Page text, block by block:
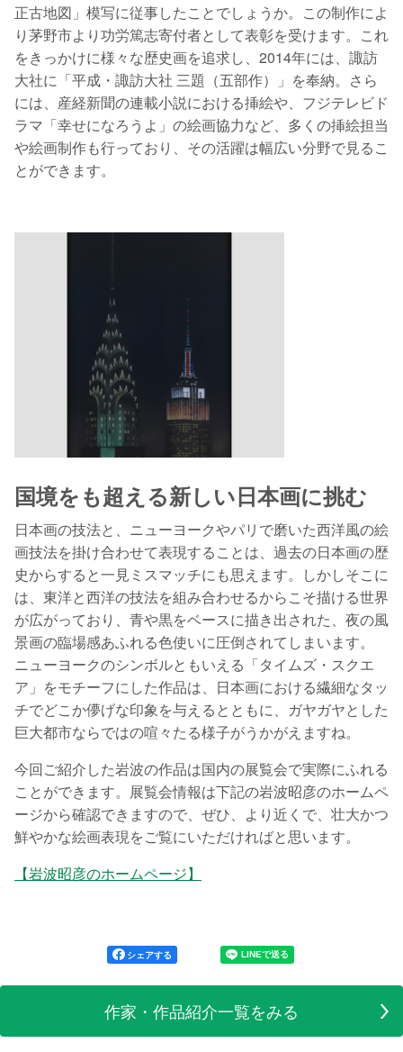
正古地図」模写に従事したことでしょうか。この制作によ
り茅野市より功労篤志寄付者として表彰を受けます。これ
をきっかけに様々な歴史画を追求し、2014年には、諏訪
大社に「平成・諏訪大社 三題（五部作）」を奉納。さら
には、産経新聞の連載小説における挿絵や、フジテレビド
ラマ「幸せになろうよ」の絵画協力など、多くの挿絵担当
や絵画制作も行っており、その活躍は幅広い分野で見るこ
とができます。
国境をも超える新しい日本画に挑む
日本画の技法と、ニューヨークやパリで磨いた西洋風の絵
画技法を掛け合わせて表現することは、過去の日本画の歴
史からすると一見ミスマッチにも思えます。しかしそこに
は、東洋と西洋の技法を組み合わせるからこそ描ける世界
が広がっており、青や黒をベースに描き出された、夜の風
景画の臨場感あふれる色使いに圧倒されてしまいます。
ニューヨークのシンボルともいえる「タイムズ・スクエ
ア」をモチーフにした作品は、日本画における繊細なタッ
チでどこか儚げな印象を与えるとともに、ガヤガヤとした
巨大都市ならではの喧々たる様子がうかがえますね。
今回ご紹介した岩波の作品は国内の展覧会で実際にふれる
ことができます。展覧会情報は下記の岩波昭彦のホームペ
ージから確認できますので、ぜひ、より近くで、壮大かつ
鮮やかな絵画表現をご覧にいただければと思います。
【岩波昭彦のホームページ】
シェアする
作家・作品紹介一覧をみる